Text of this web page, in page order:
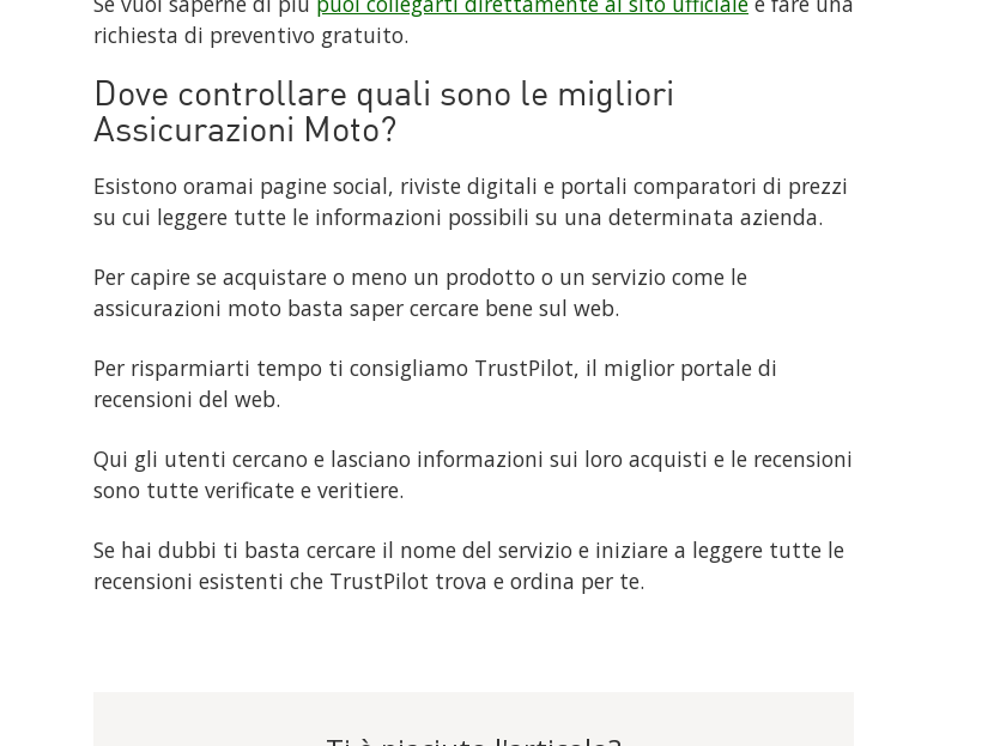
richiesta di preventivo gratuito.
Dove controllare quali sono le migliori
Assicurazioni Moto?
Esistono oramai pagine social, riviste digitali e portali comparatori di prezzi
su cui leggere tutte le informazioni possibili su una determinata azienda.
Per capire se acquistare o meno un prodotto o un servizio come le
assicurazioni moto basta saper cercare bene sul web.
Per risparmiarti tempo ti consigliamo TrustPilot, il miglior portale di
recensioni del web.
Qui gli utenti cercano e lasciano informazioni sui loro acquisti e le recensioni
sono tutte verificate e veritiere.
Se hai dubbi ti basta cercare il nome del servizio e iniziare a leggere tutte le
recensioni esistenti che TrustPilot trova e ordina per te.